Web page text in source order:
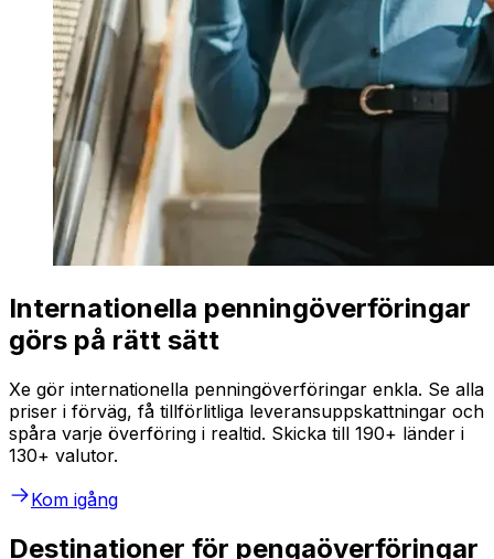
Internationella penningöverföringar
görs på rätt sätt
Xe gör internationella penningöverföringar enkla. Se alla
priser i förväg, få tillförlitliga leveransuppskattningar och
spåra varje överföring i realtid. Skicka till 190+ länder i
130+ valutor.
Kom igång
Destinationer för pengaöverföringar